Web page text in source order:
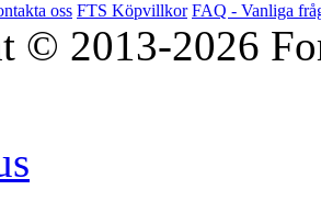
oss FTS Köpvillkor FAQ - Vanliga
© 2013-2026